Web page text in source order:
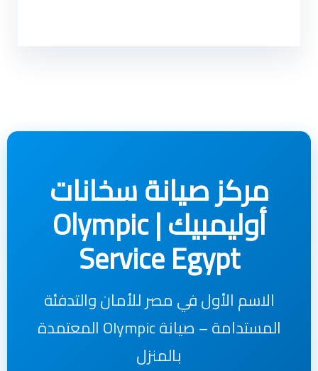
مركز صيانة سخانات
أوليمبيك | Olympic
Service Egypt
الاسم الأول في مصر للأمان والتدفئة
المستدامة – صيانة Olympic المعتمدة
بالمنزل